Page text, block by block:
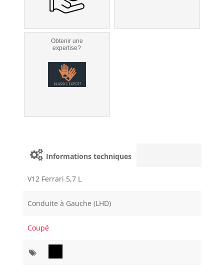
Obtenir une
expertise?
Informations techniques
V12 Ferrari 5,7 L
Conduite à Gauche (LHD)
Coupé